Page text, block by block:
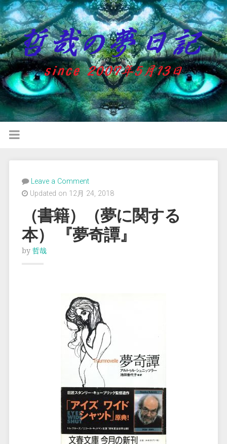
Leave a Comment
Updated on 12月 24, 2018
（書籍）（夢に関する
本） 『夢奇譚』
by 哲哉